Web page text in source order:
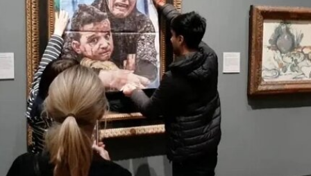
进的作品，就像一颗投入平静池塘中的石子，激起
的涟漪不断向外扩散。”
福蒂于1935年3月25日出生于意大利佛罗伦萨的一
个犹太家庭。三年后，当法西斯领导人贝尼托·墨索
里尼（Benito Mussolini）开始剥夺意大利犹太人的
公民身份时，福蒂全家逃往美国，最终定居洛杉
矶。她曾进入俄勒冈州波特兰的里德学院（Reed
College）就读，但中途退学，并与当时的伴侣、观